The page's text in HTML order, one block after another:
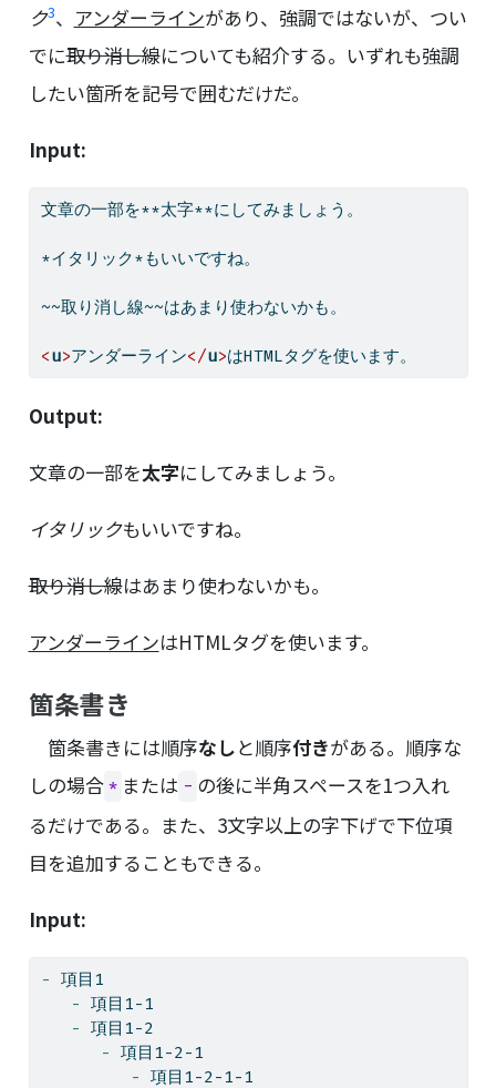
ク3、 アンダーラインがあり、強調ではないが、つい
でに取り消し線についても紹介する。いずれも強調
したい箇所を記号で囲むだけだ。
Input:
文章の一部を**太字**にしてみましょう。
*イタリック*もいいですね。
~~取り消し線~~はあまり使わないかも。
<u>アンダーライン</u>はHTMLタグを使います。
Output:
文章の一部を太字にしてみましょう。
イタリックもいいですね。
取り消し線はあまり使わないかも。
アンダーラインはHTMLタグを使います。
箇条書き
箇条書きには順序なしと順序付きがある。順序な
しの場合 * または - の後に半角スペースを1つ入れ
るだけである。また、3文字以上の字下げで下位項
目を追加することもできる。
Input:
- 項目1
   -
項目1-1
   -
項目1-2
      -
項目1-2-1
         -
項目1-2-1-1